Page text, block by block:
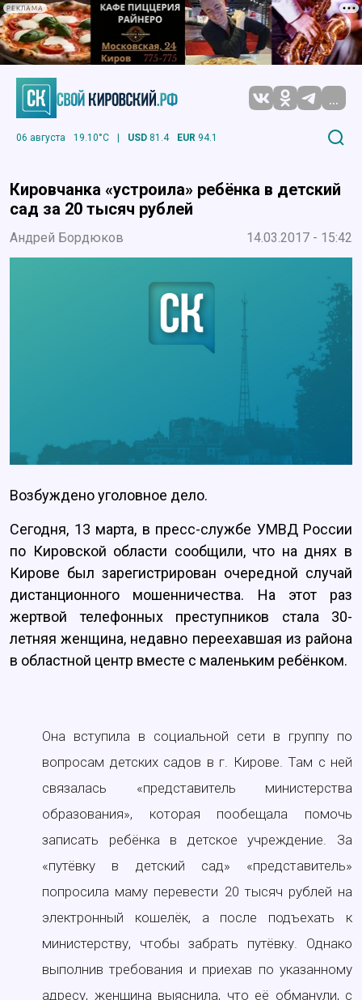
РЕКЛАМА
...
06 августа 19.10°C | USD 81.4 EUR 94.1
Кировчанка «устроила» ребёнка в детский
сад за 20 тысяч рублей
Андрей Бордюков 14.03.2017 - 15:42
Возбуждено уголовное дело.
Сегодня, 13 марта, в пресс-службе УМВД России
по Кировской области сообщили, что на днях в
Кирове был зарегистрирован очередной случай
дистанционного мошенничества. На этот раз
жертвой телефонных преступников стала 30-
летняя женщина, недавно переехавшая из района
в областной центр вместе с маленьким ребёнком.
Она вступила в социальной сети в группу по
вопросам детских садов в г. Кирове. Там с ней
связалась «представитель министерства
образования», которая пообещала помочь
записать ребёнка в детское учреждение. За
«путёвку в детский сад» «представитель»
попросила маму перевести 20 тысяч рублей на
электронный кошелёк, а после подъехать к
министерству, чтобы забрать путёвку. Однако
выполнив требования и приехав по указанному
адресу, женщина выяснила, что её обманули, с